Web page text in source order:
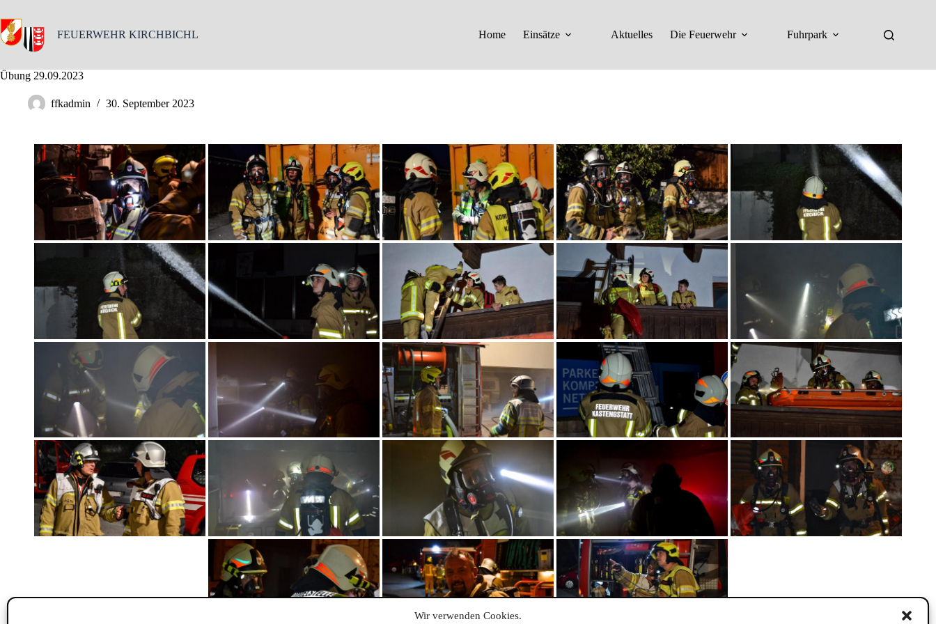
Wir verwenden Cookies.
to
content
FEUERWEHR KIRCHBICHL Home Einsätze Aktuelles Die Feuerwehr Fuhrpark
Übung 29.09.2023
ffkadmin 30. September 2023